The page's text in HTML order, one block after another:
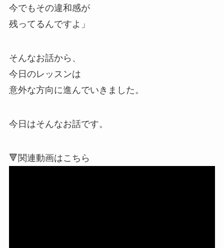
今でもその違和感が
残ってるんですよ」
そんなお話から、
今日のレッスンは
意外な方向に進んでいきました。
今日はそんなお話です。
🔻関連動画はこちら